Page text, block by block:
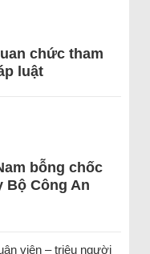
chức tham
luật
bỗng chốc
Công An
viên – triệu người